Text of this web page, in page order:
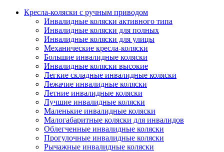
Кресла-коляски с ручным приводом
Инвалидные коляски активного типа
Инвалидные коляски для полных
Инвалидные коляски для улицы
Механические кресла-коляски
Большие инвалидные коляски
Инвалидные коляски высокие
Легкие складные инвалидные коляски
Лежачие инвалидные коляски
Летние инвалидные коляски
Лучшие инвалидные коляски
Маленькие инвалидные коляски
Малогабаритные коляски для инвалидов
Облегченные инвалидные коляски
Прогулочные инвалидные коляски
Рычажные инвалидные коляски